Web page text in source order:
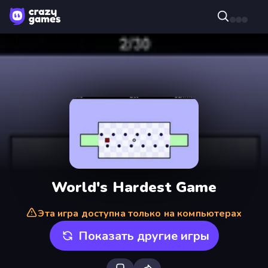
World's Hardest Game
Эта игра доступна только на компьютерах
Показать другие игры